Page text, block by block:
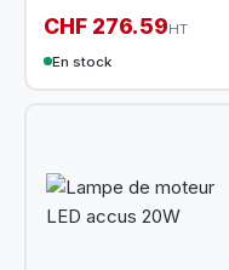
CHF 276.59HT
En stock